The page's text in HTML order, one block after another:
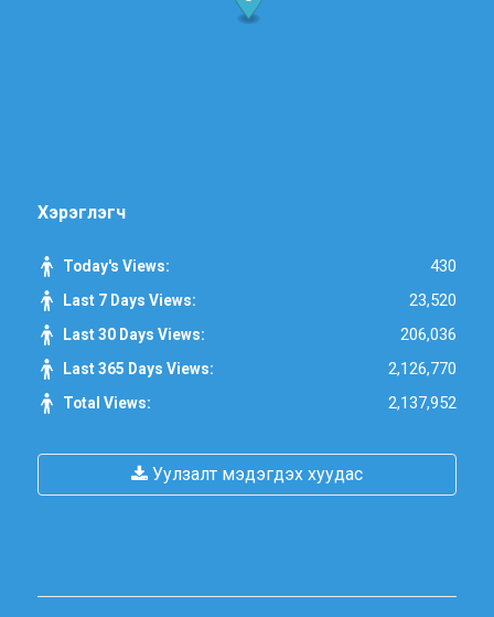
Хэрэглэгч
Today's Views: 430
Last 7 Days Views: 23,520
Last 30 Days Views: 206,036
Last 365 Days Views: 2,126,770
Total Views: 2,137,952
Уулзалт мэдэгдэх хуудас